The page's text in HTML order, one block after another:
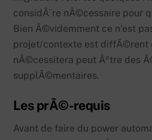
considÃ¨re nÃ©cessaire pour
Bien Ã©videmment ce n’est
projet/contexte est diffÃ©rent
nÃ©cessitera peut Ãªtre des
supplÃ©mentaires.
Les prÃ©-requis
Avant de faire du power